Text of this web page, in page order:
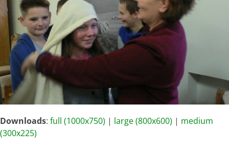
Downloads: full (1000x750) | large (800x600) | medium
(300x225)